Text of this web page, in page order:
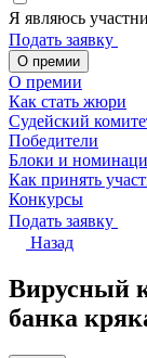
Я являюсь
Подать заявку
О премии
О премии
Как стать жюри
Судейский
Победители
Блоки и
Как принять
Конкурсы
Подать заявку
Назад
Вирусный
банка